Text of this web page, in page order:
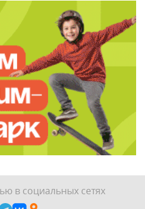
в социальных сетях